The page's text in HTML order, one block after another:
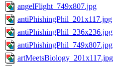
angelFlight_749x807.jpg
antiPhishingPhil_201x117.jpg
antiPhishingPhil_236x236.jpg
antiPhishingPhil_749x807.jpg
artMeetsBiology_201x117.jpg